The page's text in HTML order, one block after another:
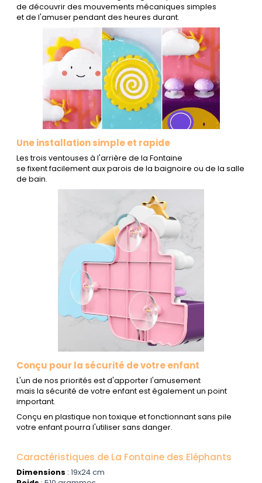
de découvrirdes mouvements mécaniques simples
et de l'amuser pendant des heures durant.
Une installation simple et rapide
Les trois ventouses à l'arrière de la Fontaine
se fixent facilement aux parois de la baignoire ou de la salle
de bain.
Conçu pour la sécurité de votre enfant
L'un de nos priorités est d'apporter l'amusement
mais la sécurité de votre enfant est également un point
important.
Conçu en plastique non toxique et fonctionnant sans pile
votre enfant pourra l'utiliser sans danger.
Caractéristiques de La Fontaine des Eléphants
Dimensions : 19x24 cm